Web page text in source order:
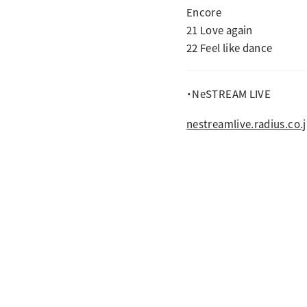
Encore
21 Love again
22 Feel like dance
・NeSTREAM LIVE